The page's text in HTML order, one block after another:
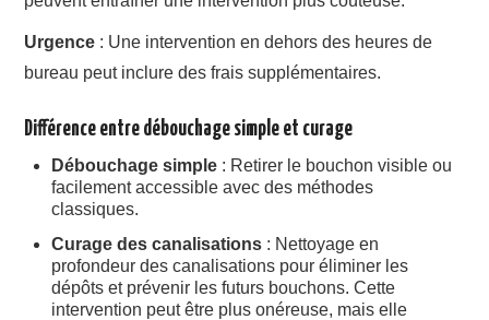
Urgence : Une intervention en dehors des heures de
bureau peut inclure des frais supplémentaires.
Différence entre débouchage simple et curage
Débouchage simple : Retirer le bouchon visible ou
facilement accessible avec des méthodes
classiques.
Curage des canalisations : Nettoyage en
profondeur des canalisations pour éliminer les
dépôts et prévenir les futurs bouchons. Cette
intervention peut être plus onéreuse, mais elle